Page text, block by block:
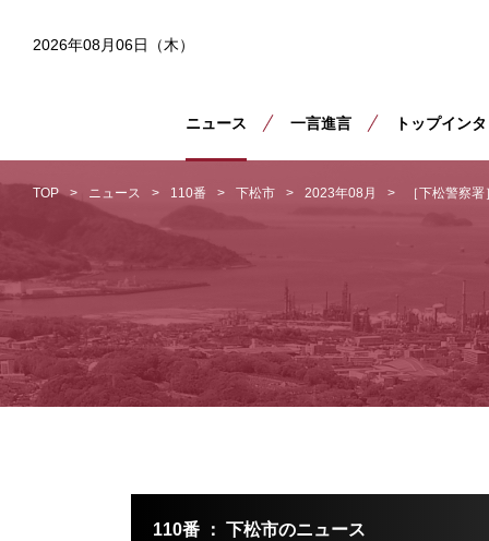
2026年08月06日（木）
ニュース 一言進言 トップイン
TOP ニュース 110番 下松市 2023年08月 ［下松警察
110番 ： 下松市のニュース